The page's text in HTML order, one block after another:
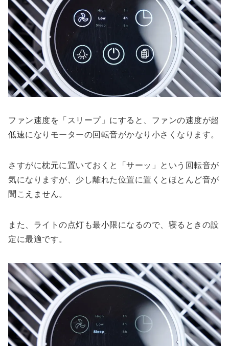
ファン速度を「スリープ」にすると、ファンの速度が超
低速になりモーターの回転音がかなり小さくなります。
さすがに枕元に置いておくと「サーッ」という回転音が
気になりますが、少し離れた位置に置くとほとんど音が
聞こえません。
また、ライトの点灯も最小限になるので、寝るときの設
定に最適です。